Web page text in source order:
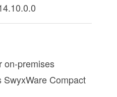
on-premises
Compact